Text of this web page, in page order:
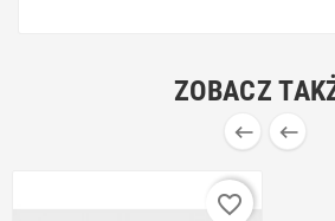
ZOBACZ
 
favorite_border